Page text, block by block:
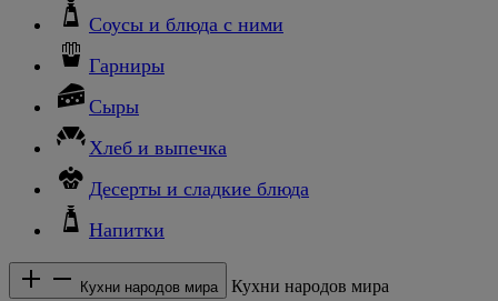
Соусы и блюда с ними
Гарниры
Сыры
Хлеб и выпечка
Десерты и сладкие блюда
Напитки
Кухни народов мира Кухни народов мира